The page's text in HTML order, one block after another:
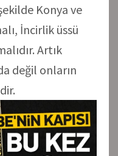
Konya ve
İncirlik üssü
Artık
değil onların